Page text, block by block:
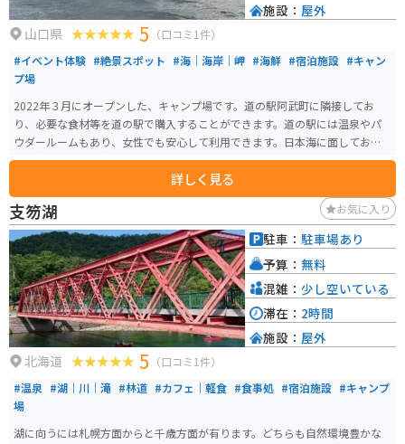
山口県 5 （口コミ1件）
#イベント体験 #絶景スポット #海｜海岸｜岬 #海鮮 #宿泊施設 #キャン
プ場
2022年３月にオープンした、キャンプ場です。道の駅阿武町に隣接してお
り、必要な食材等を道の駅で購入することができます。道の駅には温泉やパ
ウダールームもあり、女性でも安心して利用できます。日本海に面してお
り、釣りや夕陽も楽しめます。
詳しく見る
施設： 屋外
支笏湖 お気に入り
北海道 5 （口コミ1件）
#温泉 #湖｜川｜滝 #林道 #カフェ｜軽食 #食事処 #宿泊施設 #キャンプ
場
湖に向うには札幌方面からと千歳方面が有ります。どちらも自然環境豊かな
駐車： 駐車場あり
予算： 無料
混雑： 少し空いている
滞在： 2時間
施設： 屋外